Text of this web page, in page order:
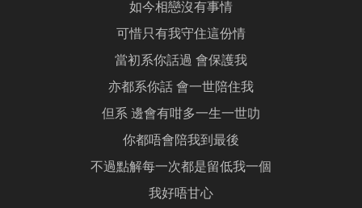
如今相戀沒有事情
可惜只有我守住這份情
當初系你話過 會保護我
亦都系你話 會一世陪住我
但系 邊會有咁多一生一世叻
你都唔會陪我到最後
不過點解每一次都是留低我一個
我好唔甘心